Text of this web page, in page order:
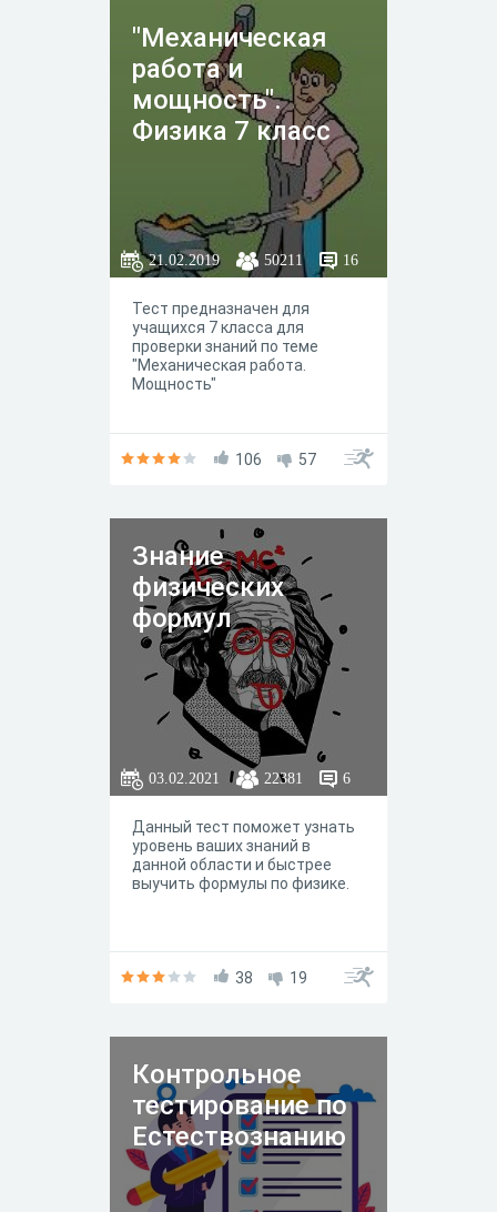
"Механическая
работа и
мощность".
Физика 7 класс
21.02.2019 50211 16
Тест предназначен для
учащихся 7 класса для
проверки знаний по теме
"Механическая работа.
Мощность"
106 57
Знание
физических
формул
03.02.2021 22381 6
Данный тест поможет узнать
уровень ваших знаний в
данной области и быстрее
выучить формулы по физике.
38 19
Контрольное
тестирование по
Естествознанию